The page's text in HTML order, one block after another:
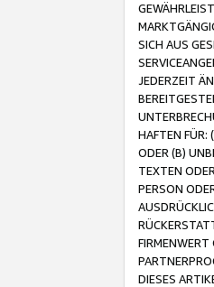
SICH AUS
JEDERZEIT
HAFTEN FÜR:
ODER (B)
TEXTEN
PERSON
DIESES